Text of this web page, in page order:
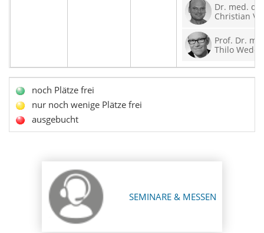
Dr. med.
Christian
Prof. Dr.
Thilo Wedel
noch Plätze frei
nur noch wenige Plätze frei
ausgebucht
SEMINARE & MESSEN